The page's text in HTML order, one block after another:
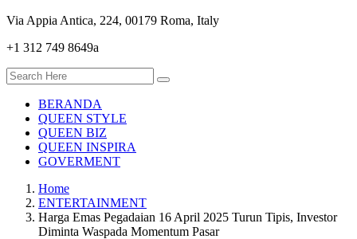
Via Appia Antica, 224, 00179 Roma, Italy
+1 312 749 8649a
BERANDA
QUEEN STYLE
QUEEN BIZ
QUEEN INSPIRA
GOVERMENT
Home
ENTERTAINMENT
Harga Emas Pegadaian 16 April 2025 Turun Tipis, Investor
Diminta Waspada Momentum Pasar